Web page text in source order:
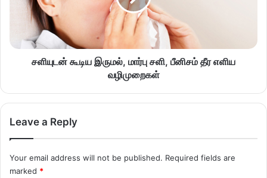
சளியுடன் கூடிய இருமல், மார்பு சளி, பீனிசம் தீர எளிய
வழிமுறைகள்
Leave a Reply
Your email address will not be published. Required fields are
marked *